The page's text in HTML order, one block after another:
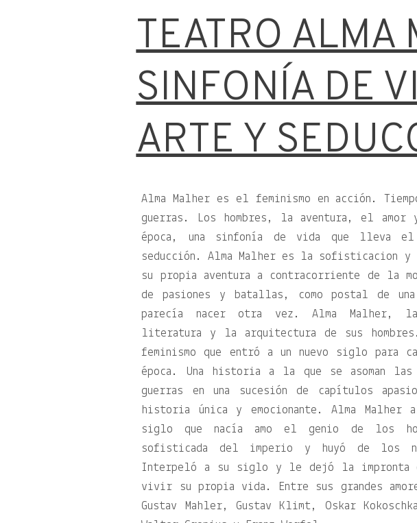
TEATRO ALMA
SINFONÍA DE
ARTE Y
Alma Malher es el feminismo en acción.
guerras. Los hombres, la aventura, el amor
época, una sinfonía de vida que lleva
seducción. Alma Malher es la
su propia aventura a contracorriente de la
de pasiones y batallas, como postal de
parecía nacer otra vez. Alma Malher,
literatura y la arquitectura de sus
feminismo que entró a un nuevo siglo para
época. Una historia a la que se asoman
guerras en una sucesión de capítulos
historia única y emocionante. Alma Malher
siglo que nacía amo el genio de los
sofisticada del imperio y huyó de los
Interpeló a su siglo y le dejó la impronta
vivir su propia vida. Entre sus grandes
Gustav Mahler, Gustav Klimt, Oskar